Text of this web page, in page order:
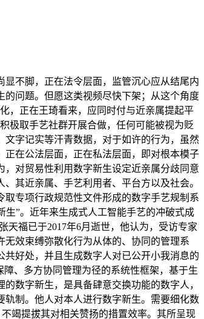
不脚，正在法令层面，监管沉心应从结尾内
问题。但愿这类视频尽快下架；从这个角度
，正在王琦看来，应同时付与近亲属提起平
极取手艺社群开展合做，任何可能被视为贬
字记实等汗青数据，对于如许的行为，虽然
在公法层面，正在私法层面，即对根本模子
对贸易性利用数字新生设定近亲属分歧同意
其近亲属、手艺利用者、平台方以及社会。
专项行政规范性文件形成的数字手艺规制系
生”。近年来生成式人工智能手艺的冲破式成
福已于2017年6月逝世，他认为，受访专家
效束缚弥散化行为从体的、协同的管理系
好处，并且生成数字人对已公开小我消息的
、多方协同管理为径的系统性框架，基于生
数字新生，是具备肆意交换功能的数字人，
轨制。他人对本人进行数字新生。需要细化数
竭提拔其对相关赞扬的措置效率。其所呈现